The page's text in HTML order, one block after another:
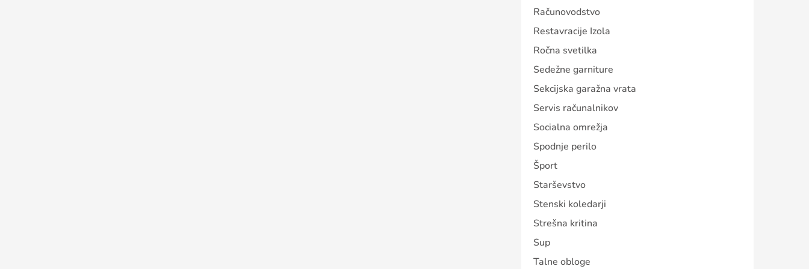
Računovodstvo
Restavracije Izola
Ročna svetilka
Sedežne garniture
Sekcijska garažna vrata
Servis računalnikov
Socialna omrežja
Spodnje perilo
Šport
Starševstvo
Stenski koledarji
Strešna kritina
Sup
Talne obloge